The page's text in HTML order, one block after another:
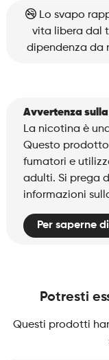
Lo svapo
vita libera dal
dipendenza da
Avvertenza
La nicotina è
Questo
fumatori e
adulti. Si prega
informazioni
Per saperne
Potresti
Questi prodotti